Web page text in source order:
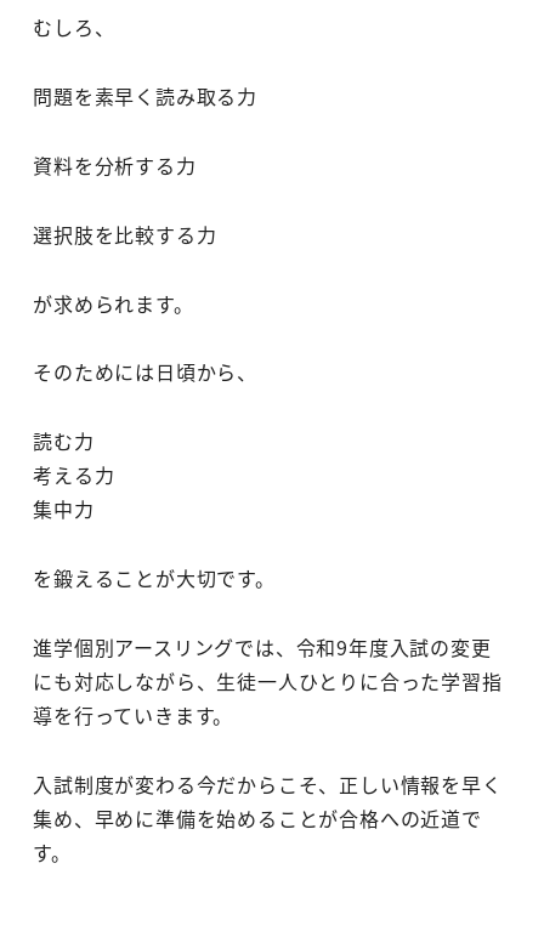
むしろ、
問題を素早く読み取る力
資料を分析する力
選択肢を比較する力
が求められます。
そのためには日頃から、
読む力
考える力
集中力
を鍛えることが大切です。
進学個別アースリングでは、令和9年度入試の変更
にも対応しながら、生徒一人ひとりに合った学習指
導を行っていきます。
入試制度が変わる今だからこそ、正しい情報を早く
集め、早めに準備を始めることが合格への近道で
す。